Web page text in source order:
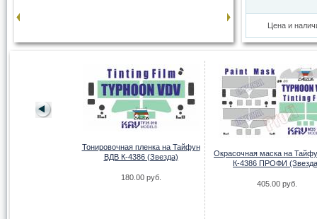
Цена и
Тонировочная пленка на Тайфун
ВДВ К-4386 (Звезда)
180.00 руб.
Окрасочная маска на
К-4386 ПРОФИ
405.00 руб.